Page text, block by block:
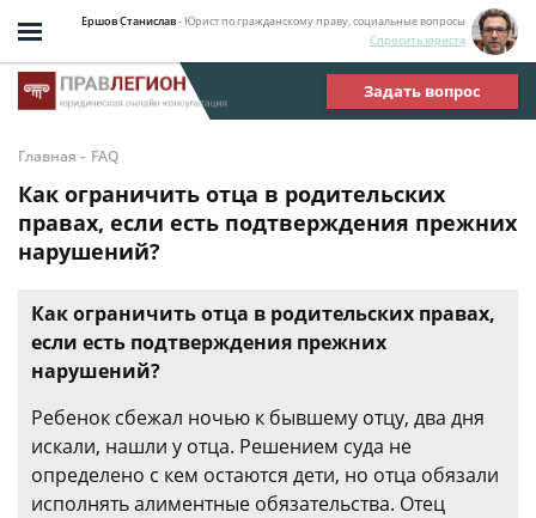
Ершов Станислав- Юрист по гражданскому праву, социальные вопросы
Спросить юриста
Задать вопрос
Главная - FAQ
Как ограничить отца в родительских
правах, если есть подтверждения прежних
нарушений?
Как ограничить отца в родительских правах,
если есть подтверждения прежних
нарушений?
Ребенок сбежал ночью к бывшему отцу, два дня
искали, нашли у отца. Решением суда не
определено с кем остаются дети, но отца обязали
исполнять алиментные обязательства. Отец